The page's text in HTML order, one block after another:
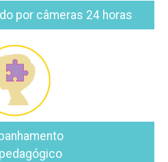
por câmeras 24 horas